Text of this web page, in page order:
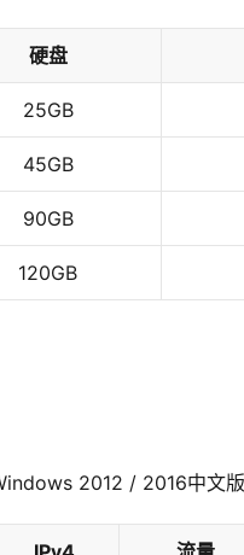
硬盘
25GB
45GB
90GB
120GB
2012 / 2016中文版